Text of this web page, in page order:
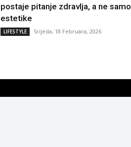
postaje pitanje zdravlja, a ne samo
estetike
LIFESTYLE Srijeda, 18 Februara, 2026